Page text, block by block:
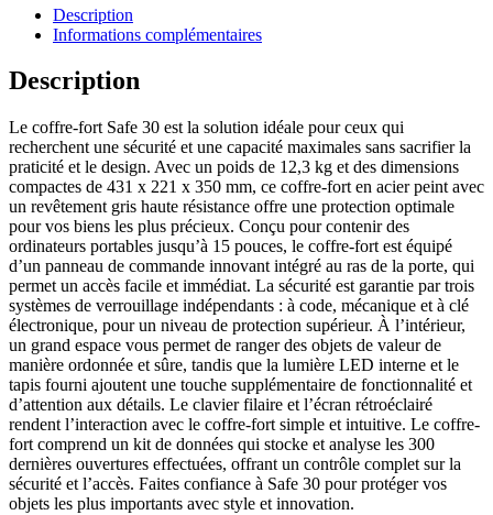
Description
Informations complémentaires
Description
Le coffre-fort Safe 30 est la solution idéale pour ceux qui
recherchent une sécurité et une capacité maximales sans sacrifier la
praticité et le design. Avec un poids de 12,3 kg et des dimensions
compactes de 431 x 221 x 350 mm, ce coffre-fort en acier peint avec
un revêtement gris haute résistance offre une protection optimale
pour vos biens les plus précieux. Conçu pour contenir des
ordinateurs portables jusqu’à 15 pouces, le coffre-fort est équipé
d’un panneau de commande innovant intégré au ras de la porte, qui
permet un accès facile et immédiat. La sécurité est garantie par trois
systèmes de verrouillage indépendants : à code, mécanique et à clé
électronique, pour un niveau de protection supérieur. À l’intérieur,
un grand espace vous permet de ranger des objets de valeur de
manière ordonnée et sûre, tandis que la lumière LED interne et le
tapis fourni ajoutent une touche supplémentaire de fonctionnalité et
d’attention aux détails. Le clavier filaire et l’écran rétroéclairé
rendent l’interaction avec le coffre-fort simple et intuitive. Le coffre-
fort comprend un kit de données qui stocke et analyse les 300
dernières ouvertures effectuées, offrant un contrôle complet sur la
sécurité et l’accès. Faites confiance à Safe 30 pour protéger vos
objets les plus importants avec style et innovation.